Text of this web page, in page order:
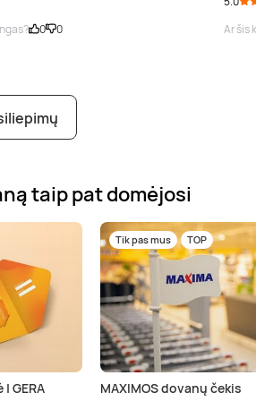
0 0
Ar šis
taip pat domėjosi
GERA
Tik pas mus TOP
MAXIMOS dovanų čekis